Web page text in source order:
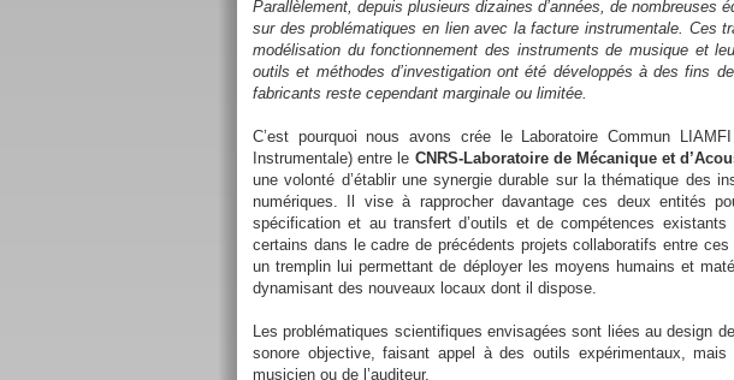
Parallèlement, depuis plusieurs dizaines d’années, de nombreuses
sur des problématiques en lien avec la facture instrumentale. Ces
modélisation du fonctionnement des instruments de musique et
outils et méthodes d’investigation ont été développés à des fins
fabricants reste cependant marginale ou limitée.
C’est pourquoi nous avons crée le Laboratoire Commun LIAMFI
Instrumentale) entre le CNRS-Laboratoire de Mécanique et
une volonté d’établir une synergie durable sur la thématique des
numériques. Il vise à rapprocher davantage ces deux entités
spécification et au transfert d’outils et de compétences
certains dans le cadre de précédents projets collaboratifs entre
un tremplin lui permettant de déployer les moyens humains et
dynamisant des nouveaux locaux dont il dispose.
Les problématiques scientifiques envisagées sont liées au design
sonore objective, faisant appel à des outils expérimentaux,
musicien ou de l’auditeur.